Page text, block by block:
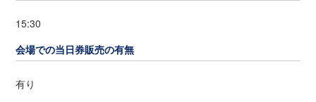
15:30
会場での当日券販売の有無
有り